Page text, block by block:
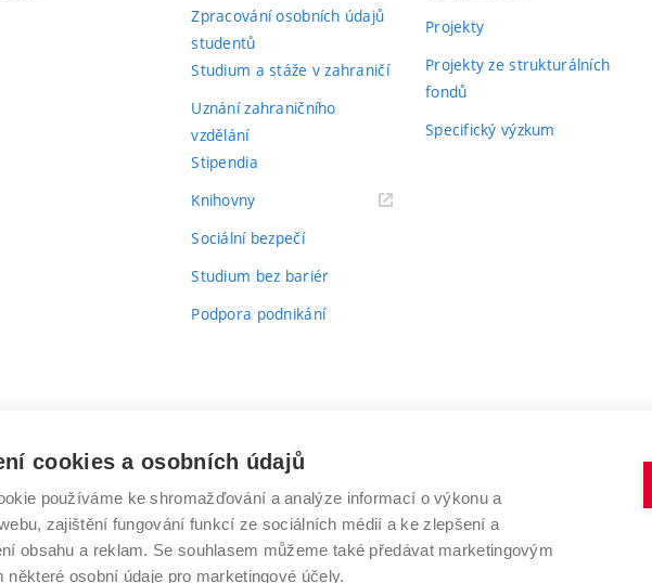
Zpracování osobních údajů
studentů
Studium a stáže v zahraničí
Uznání zahraničního
vzdělání
Stipendia
Knihovny(externí
Sociální bezpečí
Studium bez bariér
Podpora podnikání
Projekty
Projekty ze strukturálních
fondů
Specifický výzkum
Vysoké
učení
technické
VYSOKÉ UČENÍ TECHNICKÉ V BRNĚ
Antonínská 548/1
602 00 Brno
www.vut.cz
cookies a osobních údajů
používáme ke shromažďování a analýze informací o výkonu a
zajištění fungování funkcí ze sociálních médií a ke zlepšení a
obsahu a reklam. Se souhlasem můžeme také předávat marketingovým
některé osobní údaje pro marketingové účely.